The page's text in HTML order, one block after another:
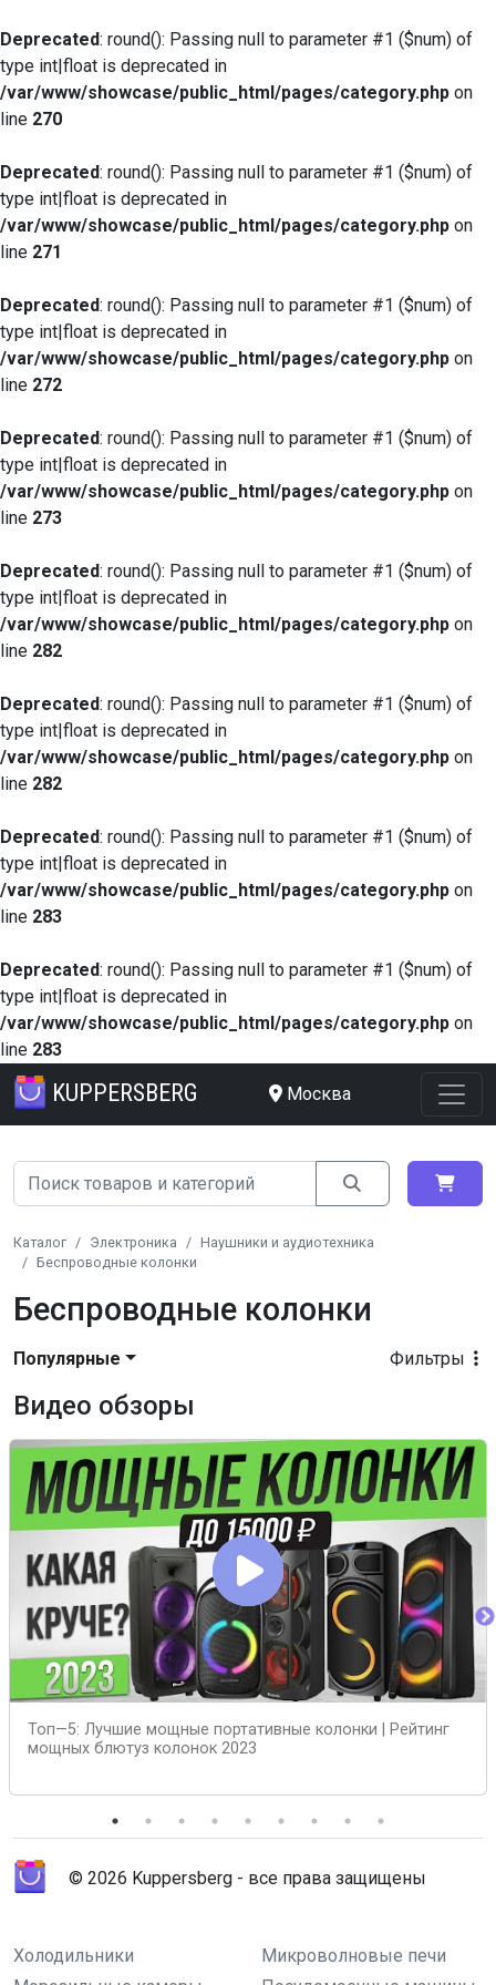
Deprecated: round(): Passing null to parameter #1 ($num) of
type int|float is deprecated in
/var/www/showcase/public_html/pages/category.php on
line 270
Deprecated: round(): Passing null to parameter #1 ($num) of
type int|float is deprecated in
/var/www/showcase/public_html/pages/category.php on
line 271
Deprecated: round(): Passing null to parameter #1 ($num) of
type int|float is deprecated in
/var/www/showcase/public_html/pages/category.php on
line 272
Deprecated: round(): Passing null to parameter #1 ($num) of
type int|float is deprecated in
/var/www/showcase/public_html/pages/category.php on
line 273
Deprecated: round(): Passing null to parameter #1 ($num) of
type int|float is deprecated in
/var/www/showcase/public_html/pages/category.php on
line 282
Deprecated: round(): Passing null to parameter #1 ($num) of
type int|float is deprecated in
/var/www/showcase/public_html/pages/category.php on
line 282
Deprecated: round(): Passing null to parameter #1 ($num) of
type int|float is deprecated in
/var/www/showcase/public_html/pages/category.php on
line 283
Deprecated: round(): Passing null to parameter #1 ($num) of
type int|float is deprecated in
/var/www/showcase/public_html/pages/category.php on
line 283
KUPPERSBERG Москва
Каталог Электроника
Наушники и аудиотехника
Беспроводные колонки
Беспроводные колонки
Фильтры
Популярные
Видео обзоры
Топ—5: Лучшие мощные портативные колонки | Рейтинг
мощных блютуз колонок 2023
© 2026 Kuppersberg - все права защищены
Холодильники
Микроволновые печи